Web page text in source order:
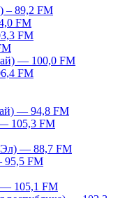
– 89,2 FM
FM
FM
— 100,0 FM
FM
— 94,8 FM
105,3 FM
— 88,7 FM
95,5 FM
— 105,1 FM